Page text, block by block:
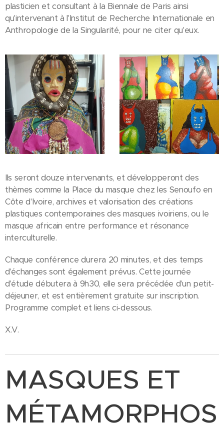
plasticien et consultant à la Biennale de Paris ainsi
qu'intervenant à l'Institut de Recherche Internationale en
Anthropologie de la Singularité, pour ne citer qu'eux.
Ils seront douze intervenants, et développeront des
thèmes comme la Place du masque chez les Senoufo en
Côte d'Ivoire, archives et valorisation des créations
plastiques contemporaines des masques ivoiriens, ou le
masque africain entre performance et résonance
interculturelle.
Chaque conférence durera 20 minutes, et des temps
d'échanges sont également prévus. Cette journée
d'étude débutera à 9h30, elle sera précédée d'un petit-
déjeuner, et est entièrement gratuite sur inscription.
Programme complet et liens ci-dessous.
X.V.
MASQUES ET
MÉTAMORPHOS